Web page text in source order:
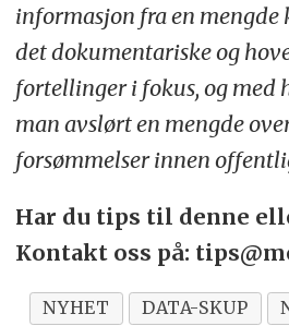
informasjon fra en mengde
det dokumentariske og
fortellinger i fokus, og med
man avslørt en mengde
forsømmelser innen
Har du tips til denne
Kontakt oss på:
NYHET DATA-SKUP